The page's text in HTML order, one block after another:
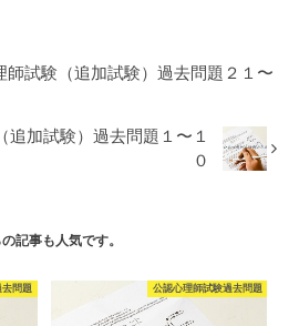
師試験（追加試験）過去問題２１〜
追加試験）過去問題１〜１
０
記事も人気です。
去問題 公認心理師試験過去問題